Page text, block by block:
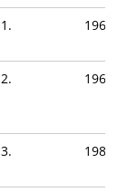
1. 1960
2. 1964
3. 1988